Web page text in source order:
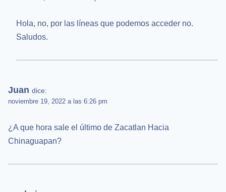
Hola, no, por las líneas que podemos acceder no.
Saludos.
Juan dice:
noviembre 19, 2022 a las 6:26 pm
¿A que hora sale el último de Zacatlan Hacia
Chinaguapan?